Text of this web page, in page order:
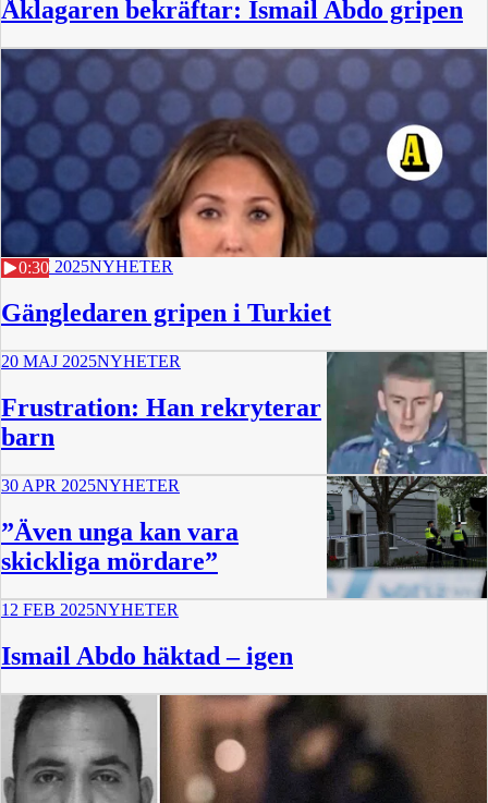
Åklagaren bekräftar: Ismail Abdo gripen
0:30
4 JULI 2025NYHETER
Gängledaren gripen i Turkiet
20 MAJ 2025NYHETER
Frustration: Han rekryterar
barn
31 min
30 APR 2025NYHETER
”Även unga kan vara
skickliga mördare”
12 FEB 2025NYHETER
Ismail Abdo häktad – igen